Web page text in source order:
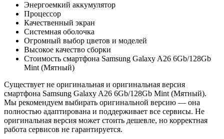
Энергоемкий аккумулятор
Процессор
Качественный экран
Системная оболочка
Огромный выбор цветов и моделей
Высокое качество сборки
Стоимость смартфона Samsung Galaxy A26 6Gb/128Gb
Mint (Мятный)
Существует не оригинальная и оригинальная версия
смартфона Samsung Galaxy A26 6Gb/128Gb Mint (Мятный).
Мы рекомендуем выбирать оригинальной версию — она
полностью адаптирована и поддерживает все сервисы. Не
оригинальная версия может стоить дешевле, но корректная
работа сервисов не гарантируется.